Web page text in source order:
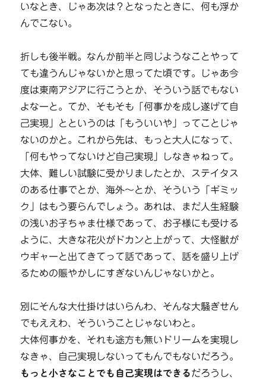
いなとき、じゃあ次は？となったときに、何も浮か
んでこない。
折しも後半戦。なんか前半と同じようなことやって
ても違うんじゃないかと思ってた頃です。じゃあ今
度は東南アジアに行こうとか、そういう話でもない
よなーと。てか、そもそも「何事かを成し遂げて自
己実現」とというのは「もういいや」ってことじゃ
ないのかと。これから先は、もっと大人になって、
「何もやってないけど自己実現」しなきゃねって。
大体、難しい試験に受かりましたとか、ステイタス
のある仕事でとか、海外～とか、そういう「ギミッ
ク」はもう要らんでしょう。あれは、まだ人生経験
の浅いお子ちゃま仕様であって、お子様にも受ける
ように、大きな花火がドカンと上がって、大怪獣が
ウギャーと出てきてって話であって、話を盛り上げ
るための賑やかしにすぎないんじゃないかと。
別にそんな大仕掛けはいらんわ、そんな大騒ぎせん
でもええわ、そういうことじゃないわと。
大体何事かを、それも途方も無いドリームを実現し
なきゃ、自己実現しないってもんでもないだろう。
もっと小さなことでも自己実現はできるだろうし、